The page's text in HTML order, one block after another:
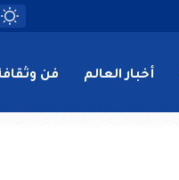
أخبار العالم فن